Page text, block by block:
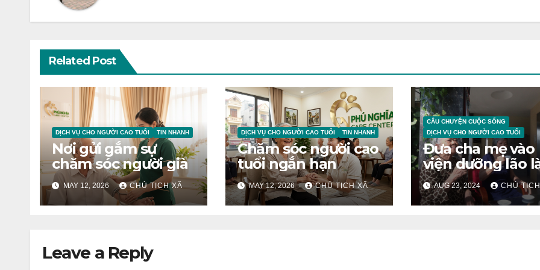
Related Post
DỊCH VỤ CHO NGƯỜI CAO TUỔI TIN NHANH
Nơi gửi gắm sự
chăm sóc người già
MAY 12, 2026 CHỦ TỊCH XÃ
DỊCH VỤ CHO NGƯỜI CAO TUỔI TIN NHANH
Chăm sóc người cao
tuổi ngắn hạn
MAY 12, 2026 CHỦ TỊCH XÃ
CÂU CHUYỆN CUỘC SỐNG
DỊCH VỤ CHO NGƯỜI CAO TUỔI
Đưa cha mẹ vào
viện dưỡng lão
Cuộc chiến tâm
AUG 23, 2024 CHỦ
Leave a Reply